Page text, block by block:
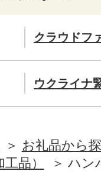
クラウドフ
ウクライナ
お礼品から
品） ハン